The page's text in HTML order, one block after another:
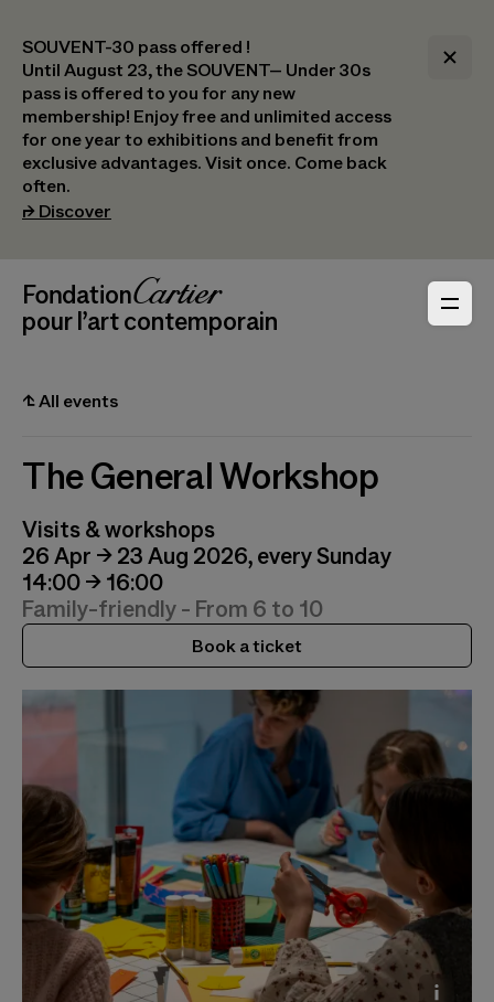
SOUVENT-30 pass offered !
Until August 23, the SOUVENT– Under 30s
pass is offered to you for any new
membership! Enjoy free and unlimited access
for one year to exhibitions and benefit from
exclusive advantages. Visit once. Come back
often.
⮣ Discover
Header Navigation
_logoFondation Cartier
pour l’art contemporain
⮤All events
The General Workshop
Visits & workshops
26 Apr → 23 Aug 2026, every Sunday
14:00 → 16:00
Family-friendly - From 6 to 10
Book a ticket